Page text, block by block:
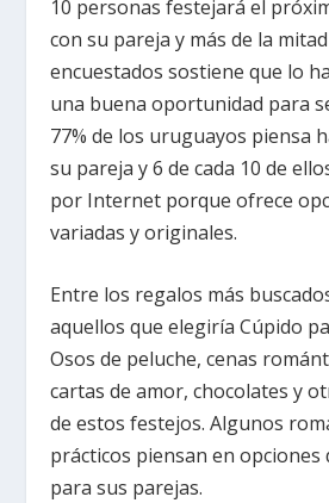
10 personas festejará el
con su pareja y más de la
encuestados sostiene que lo
una buena oportunidad para
77% de los uruguayos piensa
su pareja y 6 de cada 10 de
por Internet porque ofrece
variadas y originales.
Entre los regalos más
aquellos que elegiría Cúpido
Osos de peluche, cenas
cartas de amor, chocolates y
de estos festejos. Algunos
prácticos piensan en
para sus parejas.